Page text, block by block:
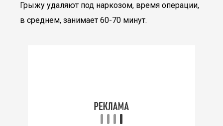
Грыжу удаляют под наркозом, время операции,
в среднем, занимает 60-70 минут.